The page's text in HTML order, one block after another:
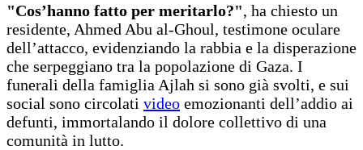
"Cos’hanno fatto per meritarlo?", ha chiesto un
residente, Ahmed Abu al-Ghoul, testimone oculare
dell’attacco, evidenziando la rabbia e la disperazione
che serpeggiano tra la popolazione di Gaza. I
funerali della famiglia Ajlah si sono già svolti, e sui
social sono circolati video emozionanti dell’addio ai
defunti, immortalando il dolore collettivo di una
comunità in lutto.